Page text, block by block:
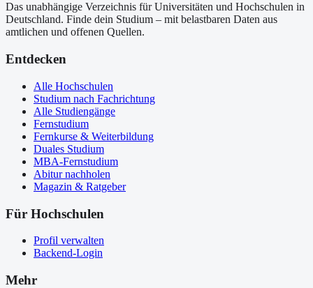
Das unabhängige Verzeichnis für Universitäten und Hochschulen in
Deutschland. Finde dein Studium – mit belastbaren Daten aus
amtlichen und offenen Quellen.
Entdecken
Alle Hochschulen
Studium nach Fachrichtung
Alle Studiengänge
Fernstudium
Fernkurse & Weiterbildung
Duales Studium
MBA-Fernstudium
Abitur nachholen
Magazin & Ratgeber
Für Hochschulen
Profil verwalten
Backend-Login
Mehr